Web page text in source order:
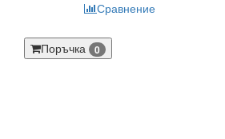
Сравнение
Поръчка 0